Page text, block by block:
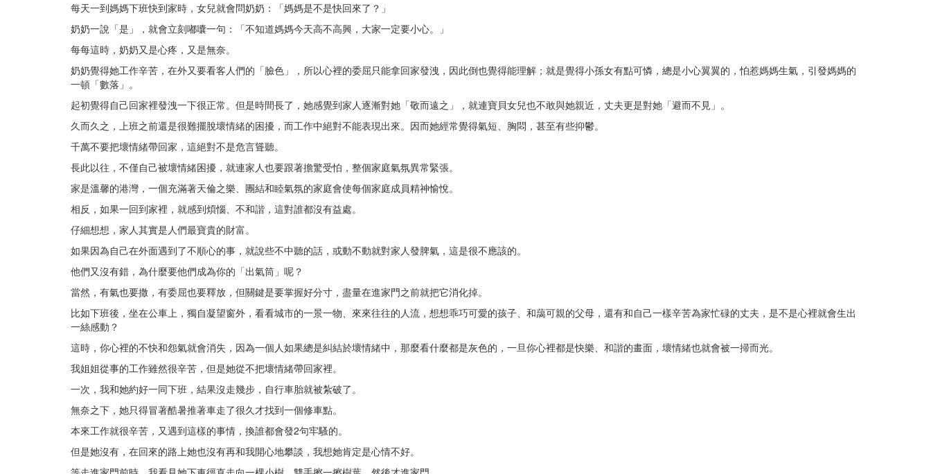
每天一到媽媽下班快到家時，女兒就會問奶奶：「媽媽是不是快回來了？」
奶奶一說「是」，就會立刻嘟囔一句：「不知道媽媽今天高不高興，大家一定要小心。」
每每這時，奶奶又是心疼，又是無奈。
奶奶覺得她工作辛苦，在外又要看客人們的「臉色」，所以心裡的委屈只能拿回家發洩，因此倒也覺得能理解；就是覺得小孫女有點可憐，總是小心翼翼的，怕惹媽媽生氣，引發媽媽的
一頓「數落」。
起初覺得自己回家裡發洩一下很正常。但是時間長了，她感覺到家人逐漸對她「敬而遠之」，就連寶貝女兒也不敢與她親近，丈夫更是對她「避而不見」。
久而久之，上班之前還是很難擺脫壞情緒的困擾，而工作中絕對不能表現出來。因而她經常覺得氣短、胸悶，甚至有些抑鬱。
千萬不要把壞情緒帶回家，這絕對不是危言聳聽。
長此以往，不僅自己被壞情緒困擾，就連家人也要跟著擔驚受怕，整個家庭氣氛異常緊張。
家是溫馨的港灣，一個充滿著天倫之樂、團結和睦氣氛的家庭會使每個家庭成員精神愉悅。
相反，如果一回到家裡，就感到煩惱、不和諧，這對誰都沒有益處。
仔細想想，家人其實是人們最寶貴的財富。
如果因為自己在外面遇到了不順心的事，就說些不中聽的話，或動不動就對家人發脾氣，這是很不應該的。
他們又沒有錯，為什麼要他們成為你的「出氣筒」呢？
當然，有氣也要撒，有委屈也要釋放，但關鍵是要掌握好分寸，盡量在進家門之前就把它消化掉。
比如下班後，坐在公車上，獨自凝望窗外，看看城市的一景一物、來來往往的人流，想想乖巧可愛的孩子、和藹可親的父母，還有和自己一樣辛苦為家忙碌的丈夫，是不是心裡就會生出
一絲感動？
這時，你心裡的不快和怨氣就會消失，因為一個人如果總是糾結於壞情緒中，那麼看什麼都是灰色的，一旦你心裡都是快樂、和諧的畫面，壞情緒也就會被一掃而光。
我姐姐從事的工作雖然很辛苦，但是她從不把壞情緒帶回家裡。
一次，我和她約好一同下班，結果沒走幾步，自行車胎就被紮破了。
無奈之下，她只得冒著酷暑推著車走了很久才找到一個修車點。
本來工作就很辛苦，又遇到這樣的事情，換誰都會發2句牢騷的。
但是她沒有，在回來的路上她也沒有再和我開心地攀談，我想她肯定是心情不好。